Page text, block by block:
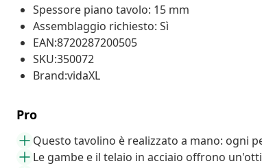
Spessore piano tavolo: 15 mm
Assemblaggio richiesto: Sì
EAN:8720287200505
SKU:350072
Brand:vidaXL
Pro
Questo tavolino è realizzato a mano: ogni
Le gambe e il telaio in acciaio offrono